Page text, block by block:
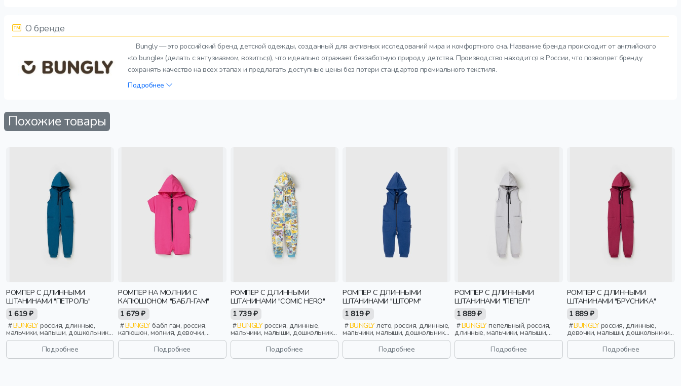
О бренде
Bungly — это российский бренд детской одежды, созданный для активных исследований мира и комфортного сна. Название бренда происходит от английского
«to bungle» (делать с энтузиазмом, возиться), что идеально отражает беззаботную природу детства. Производство находится в России, что позволяет бренду
сохранять качество на всех этапах и предлагать доступные цены без потери стандартов премиального текстиля.
Подробнее
Похожие товары
РОМПЕР С ДЛИННЫМИ
ШТАНИНАМИ "ПЕТРОЛЬ"
1 619 ₽
BUNGLYроссия, длинные,
мальчики, малыши, дошкольники,
дети
Подробнее
РОМПЕР НА МОЛНИИ С
КАПЮШОНОМ "БАБЛ-ГАМ"
1 679 ₽
BUNGLYбабл гам, россия,
капюшон, молния, девочки,
малыши, дошкольники, дети
Подробнее
РОМПЕР С ДЛИННЫМИ
ШТАНИНАМИ "COMIC HERO"
1 739 ₽
BUNGLYроссия, длинные,
мальчики, малыши, дошкольники,
дети
Подробнее
РОМПЕР С ДЛИННЫМИ
ШТАНИНАМИ "ШТОРМ"
1 819 ₽
BUNGLYлето, россия, длинные,
мальчики, малыши, дошкольники,
дети
Подробнее
РОМПЕР С ДЛИННЫМИ
ШТАНИНАМИ "ПЕПЕЛ"
1 889 ₽
BUNGLYпепельный, россия,
длинные, мальчики, малыши,
дошкольники, дети
Подробнее
РОМПЕР С ДЛИННЫМИ
ШТАНИНАМИ "БРУСНИКА"
1 889 ₽
BUNGLYроссия, длинные,
девочки, малыши, дошкольники,
дети
Подробнее